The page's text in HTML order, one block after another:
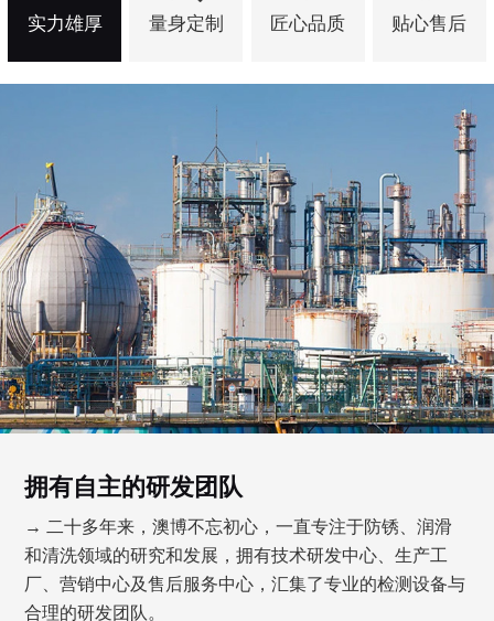
实力雄厚 量身定制 匠心品质 贴心售后
拥有自主的研发团队
→ 二十多年来，澳博不忘初心，一直专注于防锈、润滑
和清洗领域的研究和发展，拥有技术研发中心、生产工
厂、营销中心及售后服务中心，汇集了专业的检测设备与
合理的研发团队。